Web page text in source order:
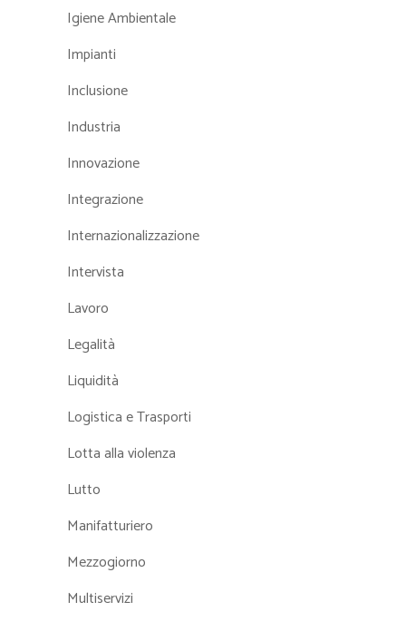
Igiene Ambientale
Impianti
Inclusione
Industria
Innovazione
Integrazione
Internazionalizzazione
Intervista
Lavoro
Legalità
Liquidità
Logistica e Trasporti
Lotta alla violenza
Lutto
Manifatturiero
Mezzogiorno
Multiservizi